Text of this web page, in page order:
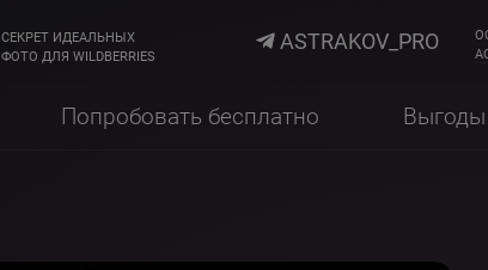
СЕКРЕТ ИДЕАЛЬНЫХ
ФОТО ДЛЯ WILDBERRIES
ASTRAKOV_PRO
Попробовать бесплатно Выгоды